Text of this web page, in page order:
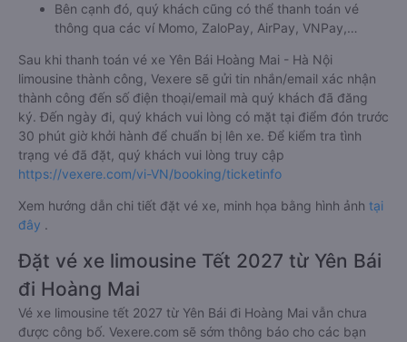
Bên cạnh đó, quý khách cũng có thể thanh toán vé
thông qua các ví Momo, ZaloPay, AirPay, VNPay,…
Sau khi thanh toán vé xe Yên Bái Hoàng Mai - Hà Nội
limousine thành công, Vexere sẽ gửi tin nhắn/email xác nhận
thành công đến số điện thoại/email mà quý khách đã đăng
ký. Đến ngày đi, quý khách vui lòng có mặt tại điểm đón trước
30 phút giờ khởi hành để chuẩn bị lên xe. Để kiểm tra tình
trạng vé đã đặt, quý khách vui lòng truy cập
https://vexere.com/vi-VN/booking/ticketinfo
Xem hướng dẫn chi tiết đặt vé xe, minh họa bằng hình ảnh tại
đây .
Đặt vé xe limousine Tết 2027 từ Yên Bái
đi Hoàng Mai
Vé xe limousine tết 2027 từ Yên Bái đi Hoàng Mai vẫn chưa
được công bố. Vexere.com sẽ sớm thông báo cho các bạn